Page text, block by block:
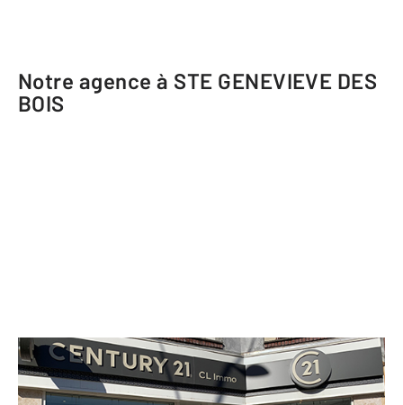
Notre agence à STE GENEVIEVE DES
BOIS
CENTURY 21 CL Immo